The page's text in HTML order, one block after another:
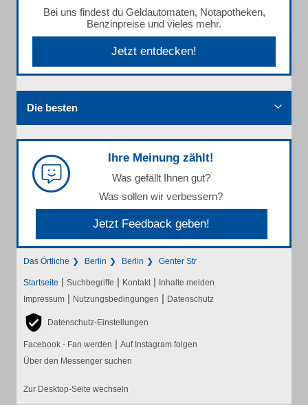
Bei uns findest du Geldautomaten, Notapotheken,
Benzinpreise und vieles mehr.
Jetzt entdecken!
Die besten
Ihre Meinung zählt!
Was gefällt Ihnen gut?
Was sollen wir verbessern?
Jetzt Feedback geben!
Das Örtliche Berlin Berlin Genter Str
Startseite | Suchbegriffe | Kontakt | Inhalte melden
Impressum | Nutzungsbedingungen | Datenschutz
Datenschutz-Einstellungen
Facebook - Fan werden | Auf Instagram folgen
Über den Messenger suchen
Zur Desktop-Seite wechseln